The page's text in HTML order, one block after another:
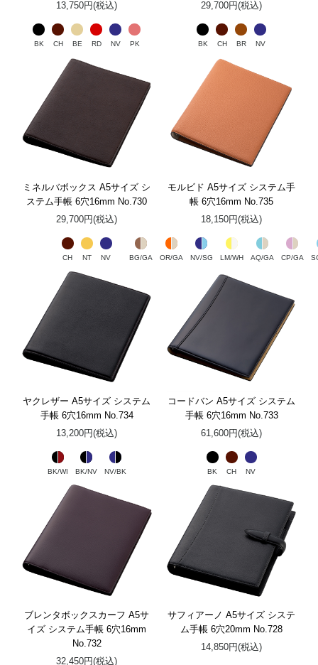
13,750円(税込)
BK CH BE RD NV PK
29,700円(税込)
BK CH BR NV
ミネルバボックス A5サイズ シ
ステム手帳 6穴16mm No.730
29,700円(税込)
CH NT NV
モルビド A5サイズ システム手
帳 6穴16mm No.735
18,150円(税込)
BG/GA OR/GA NV/SG LM/WH AQ/GA CP/GA
ヤクレザー A5サイズ システム
手帳 6穴16mm No.734
13,200円(税込)
BK/WI BK/NV NV/BK
コードバン A5サイズ システム
手帳 6穴16mm No.733
61,600円(税込)
BK CH NV
ブレンタボックスカーフ A5サ
イズ システム手帳 6穴16mm
No.732
32,450円(税込)
サフィアーノ A5サイズ システ
ム手帳 6穴20mm No.728
14,850円(税込)